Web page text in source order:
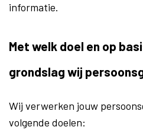
informatie.
Met welk doel en op
grondslag wij
Wij verwerken jouw
volgende doelen: